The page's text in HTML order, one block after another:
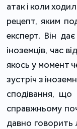
атак і коли
рецепт, яким
експерт. Він
іноземців, час
якось у момент
зустріч з
сподівання, що
справжньому
давно говорить